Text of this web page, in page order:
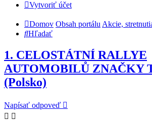
Vytvoriť účet
Domov Obsah portáluAkcie,
Hľadať
1. CELOSTÁTNÍ RALLYE
AUTOMOBILŮ ZNAČKY
(Polsko)
Napísať odpoveď